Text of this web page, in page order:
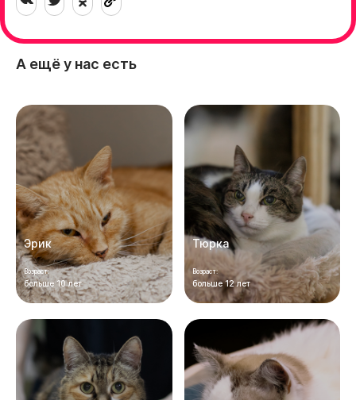
А ещё у нас есть
Эрик
Возраст:
больше 10 лет
Тюрка
Возраст:
больше 12 лет